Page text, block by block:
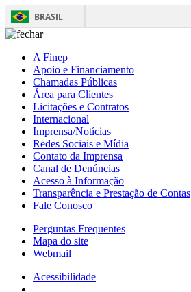
BRASIL
A Finep
Apoio e Financiamento
Chamadas Públicas
Área para Clientes
Licitações e Contratos
Internacional
Imprensa/Notícias
Redes Sociais e Mídia
Contato da Imprensa
Canal de Denúncias
Acesso à Informação
Transparência e Prestação de Contas
Fale Conosco
Perguntas Frequentes
Mapa do site
Webmail
Acessibilidade
|